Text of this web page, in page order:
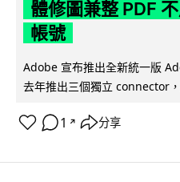
體修圖兼整 PDF
帳號
Adobe 宣布推出全新統一版
去年推出三個獨立 connector
1 ↗ 分享